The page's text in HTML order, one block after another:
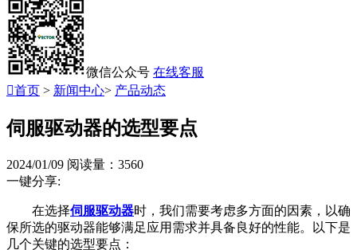
微信公众号 在线客服
首页 > 新闻中心> 产品动态
伺服驱动器的选型要点
2024/01/09 阅读量：3560
一键分享:
在选择伺服驱动器时，我们需要考虑多方面的因素，以确
保所选的驱动器能够满足应用需求并具备良好的性能。以下是
几个关键的选型要点：